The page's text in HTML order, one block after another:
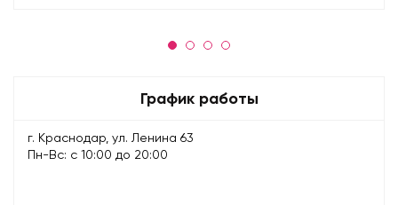
График работы
г. Краснодар, ул. Ленина 63
Пн-Вс: с 10:00 до 20:00